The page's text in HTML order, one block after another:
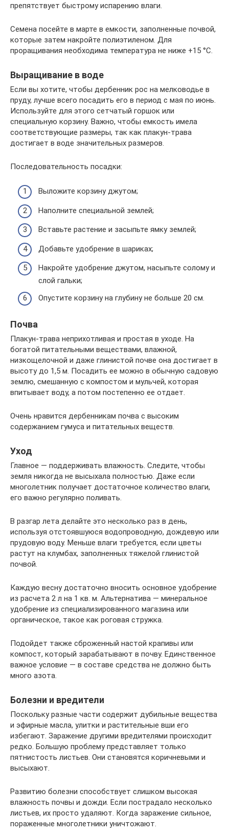
препятствует быстрому испарению влаги.
Семена посейте в марте в емкости, заполненные почвой,
которые затем накройте полиэтиленом. Для
проращивания необходима температура не ниже +15 °C.
Выращивание в воде
Если вы хотите, чтобы дербенник рос на мелководье в
пруду, лучше всего посадить его в период с мая по июнь.
Используйте для этого сетчатый горшок или
специальную корзину. Важно, чтобы емкость имела
соответствующие размеры, так как плакун-трава
достигает в воде значительных размеров.
Последовательность посадки:
Выложите корзину джутом;
Наполните специальной землей;
Вставьте растение и засыпьте ямку землей;
Добавьте удобрение в шариках;
Накройте удобрение джутом, насыпьте солому и
слой гальки;
Опустите корзину на глубину не больше 20 см.
Почва
Плакун-трава неприхотливая и простая в уходе. На
богатой питательными веществами, влажной,
низкощелочной и даже глинистой почве она достигает в
высоту до 1,5 м. Посадить ее можно в обычную садовую
землю, смешанную с компостом и мульчей, которая
впитывает воду, а потом постепенно ее отдает.
Очень нравится дербенникам почва с высоким
содержанием гумуса и питательных веществ.
Уход
Главное — поддерживать влажность. Следите, чтобы
земля никогда не высыхала полностью. Даже если
многолетник получает достаточное количество влаги,
его важно регулярно поливать.
В разгар лета делайте это несколько раз в день,
используя отстоявшуюся водопроводную, дождевую или
прудовую воду. Меньше влаги требуется, если цветы
растут на клумбах, заполненных тяжелой глинистой
почвой.
Каждую весну достаточно вносить основное удобрение
из расчета 2 л на 1 кв. м. Альтернатива — минеральное
удобрение из специализированного магазина или
органическое, такое как роговая стружка.
Подойдет также сброженный настой крапивы или
компост, который зарабатывают в почву. Единственное
важное условие — в составе средства не должно быть
много азота.
Болезни и вредители
Поскольку разные части содержит дубильные вещества
и эфирные масла, улитки и растительные вши его
избегают. Заражение другими вредителями происходит
редко. Большую проблему представляет только
пятнистость листьев. Они становятся коричневыми и
высыхают.
Развитию болезни способствует слишком высокая
влажность почвы и дожди. Если пострадало несколько
листьев, их просто удаляют. Когда заражение сильное,
пораженные многолетники уничтожают.